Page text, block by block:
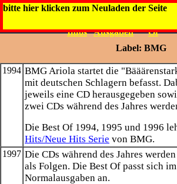
bitte hier klicken zum Neuladen der Seite
Bääärenstark!!!
Infos
Ausgaben
Of
Label: BMG
1994 BMG Ariola startet die
mit deutschen Schlagern befasst.
jeweils eine CD herausgegeben
zwei CDs während des Jahres
Die Best Of 1994, 1995 und 1996
Hits/Neue Hits Serie von BMG.
1997 Die CDs während des Jahres
als Folgen. Die Best Of passt sich
Normalausgaben an.